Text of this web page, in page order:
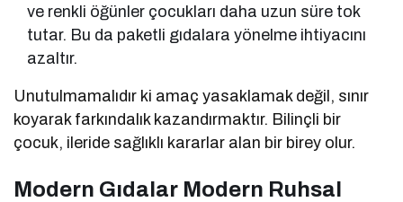
ve renkli öğünler çocukları daha uzun süre tok
tutar. Bu da paketli gıdalara yönelme ihtiyacını
azaltır.
Unutulmamalıdır ki amaç yasaklamak değil, sınır
koyarak farkındalık kazandırmaktır. Bilinçli bir
çocuk, ileride sağlıklı kararlar alan bir birey olur.
Modern Gıdalar Modern Ruhsal